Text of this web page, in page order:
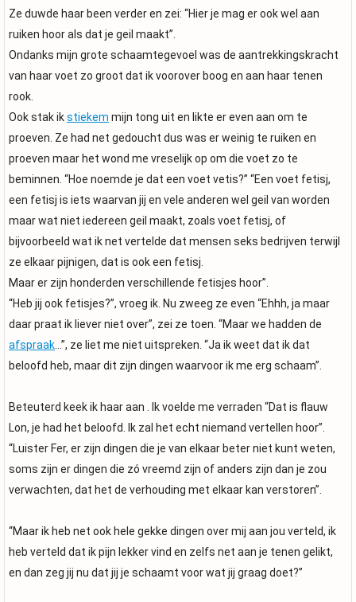
Ze duwde haar been verder en zei: “Hier je mag er ook wel aan
ruiken hoor als dat je geil maakt”.
Ondanks mijn grote schaamtegevoel was de aantrekkingskracht
van haar voet zo groot dat ik voorover boog en aan haar tenen
rook.
Ook stak ikstiekem mijn tong uit en likte er even aan om te
proeven. Ze had net gedoucht dus was er weinig te ruiken en
proeven maar het wond me vreselijk op om die voet zo te
beminnen. “Hoe noemde je dat een voet vetis?” “Een voet fetisj,
een fetisj is iets waarvan jij en vele anderen wel geil van worden
maar wat niet iedereen geil maakt, zoals voet fetisj, of
bijvoorbeeld wat ik net vertelde dat mensen seks bedrijven terwijl
ze elkaar pijnigen, dat is ook een fetisj.
Maar er zijn honderden verschillende fetisjes hoor”.
“Heb jij ook fetisjes?”, vroeg ik. Nu zweeg ze even “Ehhh, ja maar
daar praat ik liever niet over”, zei ze toen. “Maar we hadden de
afspraak …”, ze liet me niet uitspreken. “Ja ik weet dat ik dat
beloofd heb, maar dit zijn dingen waarvoor ik me erg schaam”.
Beteuterd keek ik haar aan . Ik voelde me verraden “Dat is flauw
Lon, je had het beloofd. Ik zal het echt niemand vertellen hoor”.
“Luister Fer, er zijn dingen die je van elkaar beter niet kunt weten,
soms zijn er dingen die zó vreemd zijn of anders zijn dan je zou
verwachten, dat het de verhouding met elkaar kan verstoren”.
“Maar ik heb net ook hele gekke dingen over mij aan jou verteld, ik
heb verteld dat ik pijn lekker vind en zelfs net aan je tenen gelikt,
en dan zeg jij nu dat jij je schaamt voor wat jij graag doet?”